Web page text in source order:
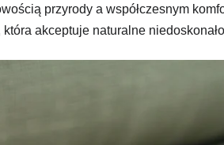
przyrody a współczesnym
akceptuje naturalne